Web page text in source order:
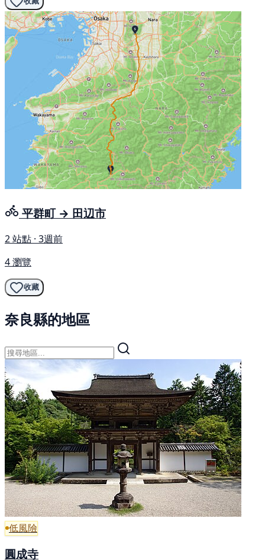
平群町 → 田辺市
2 站點 · 3週前
4 瀏覽
收藏
奈良縣的地區
低風險
圓成寺